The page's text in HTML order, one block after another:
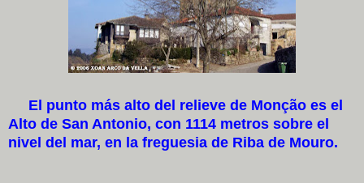
El punto más alto del relieve de Monção es el
Alto de San Antonio, con 1114 metros sobre el
nivel del mar, en la freguesia de Riba de Mouro.